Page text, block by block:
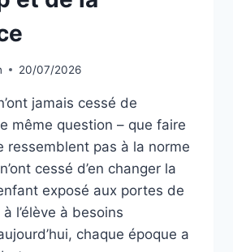
20/07/2026
jamais cessé de
même question – que faire
ressemblent pas à la norme
cessé d’en changer la
exposé aux portes de
l’élève à besoins
chaque époque a